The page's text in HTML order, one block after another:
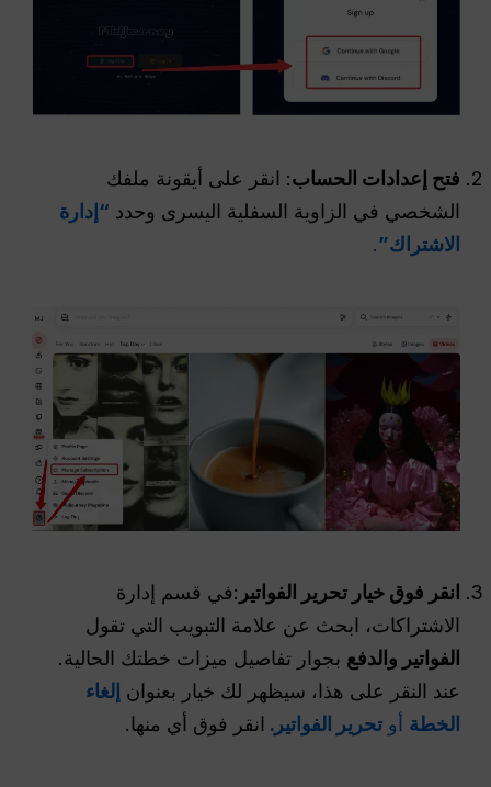
فتح إعدادات الحساب: انقر على أيقونة ملفك
الشخصي في الزاوية السفلية اليسرى وحدد “إدارة
الاشتراك”.
انقر فوق خيار تحرير الفواتير :في قسم إدارة
الاشتراكات، ابحث عن علامة التبويب التي تقول
الفواتير والدفع بجوار تفاصيل ميزات خطتك الحالية.
عند النقر على هذا، سيظهر لك خيار بعنوان إلغاء
الخطة أوتحرير الفواتير. انقر فوق أي منها.